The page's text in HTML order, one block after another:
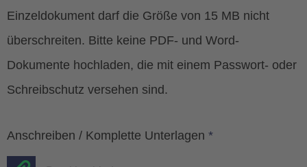
Einzeldokument darf die Größe von 15 MB nicht
überschreiten. Bitte keine PDF- und Word-
Dokumente hochladen, die mit einem Passwort- oder
Schreibschutz versehen sind.
Anschreiben / Komplette Unterlagen *